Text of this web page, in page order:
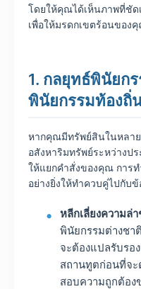
โดยให้คุณได้เห็นภาพที่ชัด
เพื่อให้มรดกเขตร้อนของ
1. กลยุทธ์พินัยก
พินัยกรรมท้องถิ่
หากคุณมีทรัพย์สินในหลา
อสังหาริมทรัพย์ระหว่างป
ให้แยกคำสั่งของคุณ การ
อย่างยิ่งให้ทำควบคู่ไปกับ
หลีกเลี่ยงความล่
พินัยกรรมต่างชา
จะต้องแปลรับรอ
สถานทูตก่อนที่จะ
สอบความถูกต้อง